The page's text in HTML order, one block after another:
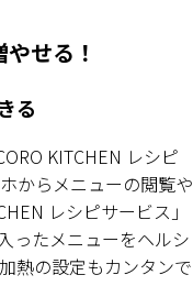
せる！
る
KITCHEN レシピ
からメニューの閲覧や
レシピサービス」
ったメニューをヘルシ
熱の設定もカンタンで